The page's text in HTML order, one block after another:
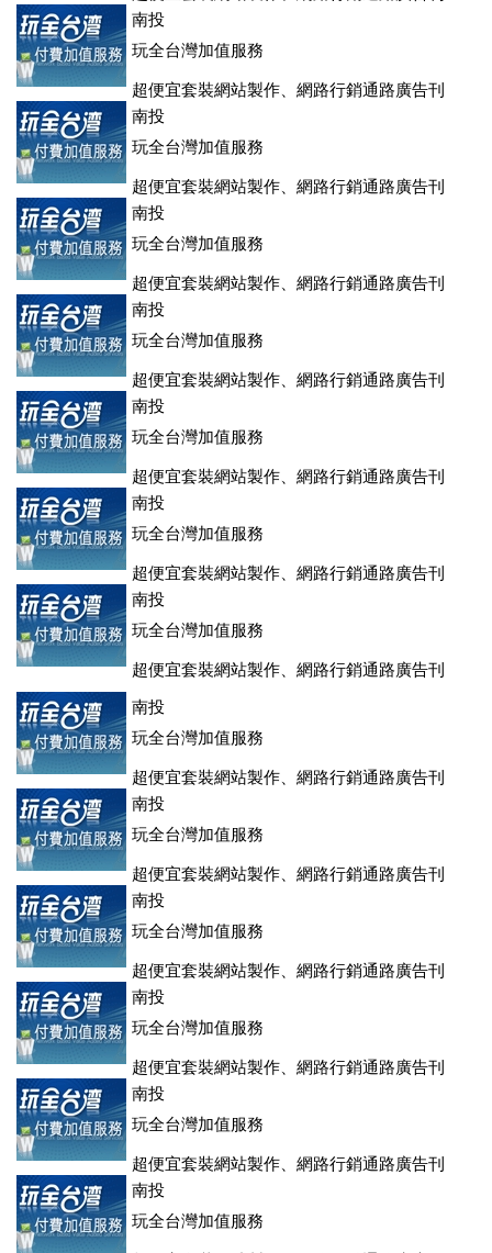
登、訂房系統、客房委託旅行社銷售，全面優惠中....
南投
玩全台灣加值服務
超便宜套裝網站製作、網路行銷通路廣告刊
登、訂房系統、客房委託旅行社銷售，全面優惠中....
南投
玩全台灣加值服務
超便宜套裝網站製作、網路行銷通路廣告刊
登、訂房系統、客房委託旅行社銷售，全面優惠中....
南投
玩全台灣加值服務
超便宜套裝網站製作、網路行銷通路廣告刊
登、訂房系統、客房委託旅行社銷售，全面優惠中....
南投
玩全台灣加值服務
超便宜套裝網站製作、網路行銷通路廣告刊
登、訂房系統、客房委託旅行社銷售，全面優惠中....
南投
玩全台灣加值服務
超便宜套裝網站製作、網路行銷通路廣告刊
登、訂房系統、客房委託旅行社銷售，全面優惠中....
南投
玩全台灣加值服務
超便宜套裝網站製作、網路行銷通路廣告刊
登、訂房系統、客房委託旅行社銷售，全面優惠中....
南投
玩全台灣加值服務
超便宜套裝網站製作、網路行銷通路廣告刊
登、訂房系統、客房委託旅行社銷售，全面優惠中....
南投
玩全台灣加值服務
超便宜套裝網站製作、網路行銷通路廣告刊
登、訂房系統、客房委託旅行社銷售，全面優惠中....
南投
玩全台灣加值服務
超便宜套裝網站製作、網路行銷通路廣告刊
登、訂房系統、客房委託旅行社銷售，全面優惠中....
南投
玩全台灣加值服務
超便宜套裝網站製作、網路行銷通路廣告刊
登、訂房系統、客房委託旅行社銷售，全面優惠中....
南投
玩全台灣加值服務
超便宜套裝網站製作、網路行銷通路廣告刊
登、訂房系統、客房委託旅行社銷售，全面優惠中....
南投
玩全台灣加值服務
超便宜套裝網站製作、網路行銷通路廣告刊
登、訂房系統、客房委託旅行社銷售，全面優惠中....
南投
玩全台灣加值服務